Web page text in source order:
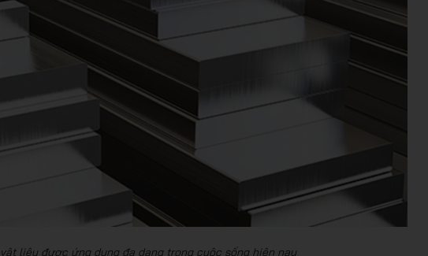
liệu được ứng dụng đa dạng trong cuộc sống hiện nay